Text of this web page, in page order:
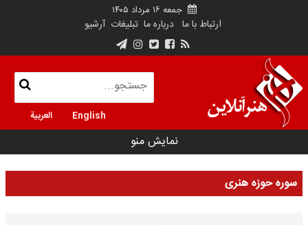
جمعه ۱۶ مرداد ۱۴۰۵
ارتباط با ما درباره ما تبلیغات آرشیو
English العربية
نمایش منو
سوره حوزه هنری